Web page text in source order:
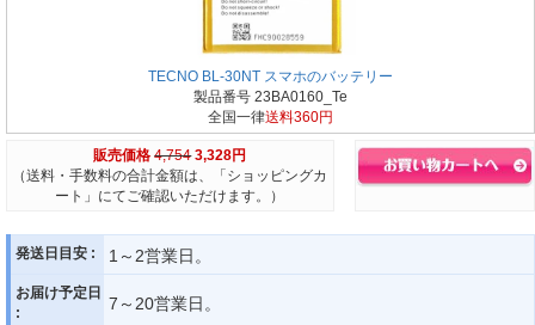
TECNO BL-30NT スマホのバッテリー
製品番号 23BA0160_Te
全国一律送料360円
販売価格 4,754 3,328円
（送料・手数料の合計金額は、「ショッピングカ
ート」にてご確認いただけます。）
発送日目安 : 1～2営業日。
お届け予定日
:
7～20営業日。